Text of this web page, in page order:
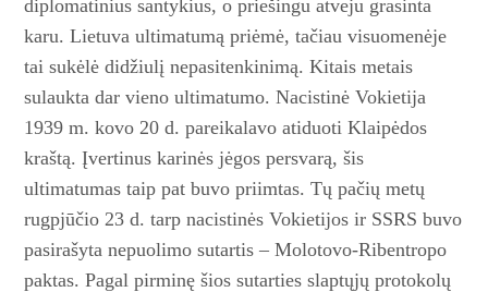
diplomatinius santykius, o priešingu atveju grasinta
karu. Lietuva ultimatumą priėmė, tačiau visuomenėje
tai sukėlė didžiulį nepasitenkinimą. Kitais metais
sulaukta dar vieno ultimatumo. Nacistinė Vokietija
1939 m. kovo 20 d. pareikalavo atiduoti Klaipėdos
kraštą. Įvertinus karinės jėgos persvarą, šis
ultimatumas taip pat buvo priimtas. Tų pačių metų
rugpjūčio 23 d. tarp nacistinės Vokietijos ir SSRS buvo
pasirašyta nepuolimo sutartis – Molotovo-Ribentropo
paktas. Pagal pirminę šios sutarties slaptųjų protokolų